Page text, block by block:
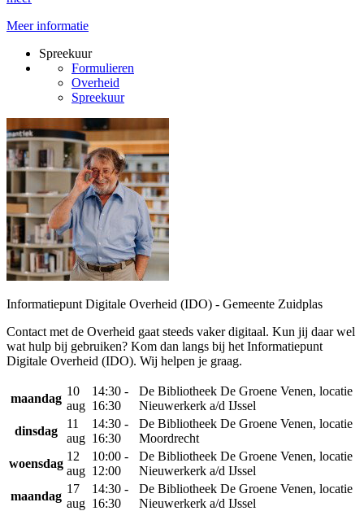
Meer informatie
Spreekuur
Formulieren
Overheid
Spreekuur
Informatiepunt Digitale Overheid (IDO) - Gemeente Zuidplas
Contact met de Overheid gaat steeds vaker digitaal. Kun jij daar wel
wat hulp bij gebruiken? Kom dan langs bij het Informatiepunt
Digitale Overheid (IDO). Wij helpen je graag.
maandag
10
aug
14:30 -
16:30
De Bibliotheek De Groene Venen, locatie
Nieuwerkerk a/d IJssel
dinsdag
11
aug
14:30 -
16:30
De Bibliotheek De Groene Venen, locatie
Moordrecht
woensdag
12
aug
10:00 -
12:00
De Bibliotheek De Groene Venen, locatie
Nieuwerkerk a/d IJssel
maandag
17
aug
14:30 -
16:30
De Bibliotheek De Groene Venen, locatie
Nieuwerkerk a/d IJssel